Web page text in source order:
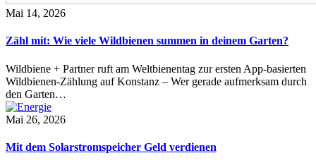
Mai 14, 2026
Zähl mit: Wie viele Wildbienen summen in deinem Garten?
Wildbiene + Partner ruft am Weltbienentag zur ersten App-basierten
Wildbienen-Zählung auf Konstanz – Wer gerade aufmerksam durch
den Garten…
Mai 26, 2026
Mit dem Solarstromspeicher Geld verdienen